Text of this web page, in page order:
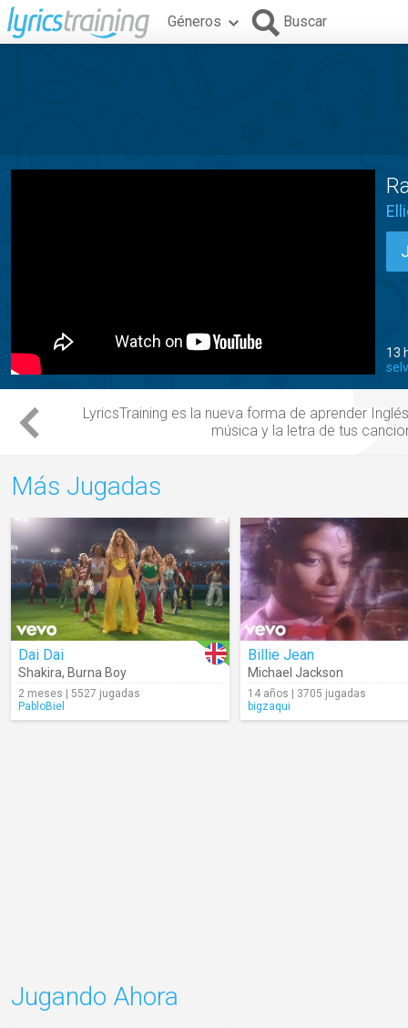
Géneros Buscar
13
LyricsTraining es la nueva forma de aprender Inglés
música y la letra de tus
Más Jugadas
Dai Dai
Shakira, Burna Boy
2 meses | 5527 jugadas
PabloBiel
Billie Jean
Michael Jackson
14 años | 3705 jugadas
bigzaqui
Jugando Ahora